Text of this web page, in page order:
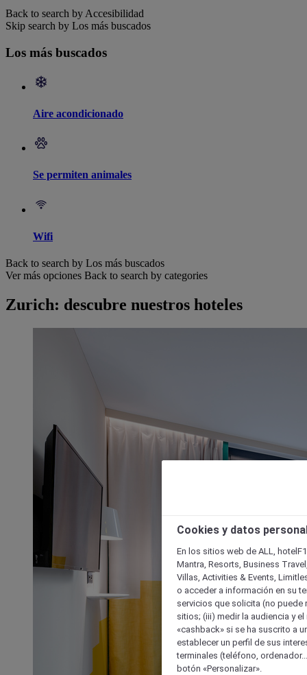
Back to search by Accesibilidad
Skip search by Los más buscados
Los más buscados
Aire acondicionado
Se permiten animales
Wifi
Back to search by Los más buscados
Ver más opciones Back to search by categories
Zurich: descubre nuestros hoteles
Cookies y datos
En los sitios web de ALL,
Mantra, Resorts, Business
Villas, Activities & Events,
o acceder a información en su
servicios que solicita (no puede
sitios; (iii) medir la audiencia y
«cashback» si se ha suscrito a
establecer un perfil de sus
terminales (teléfono,
botón «Personalizar».